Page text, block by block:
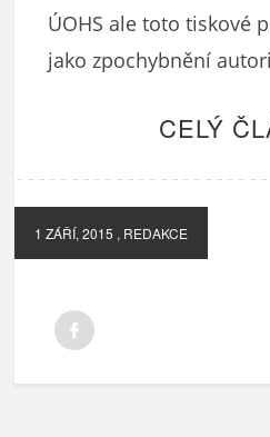
ÚOHS ale toto tiskové
jako zpochybnění
CELÝ
1 ZÁŘÍ, 2015 , REDAKCE